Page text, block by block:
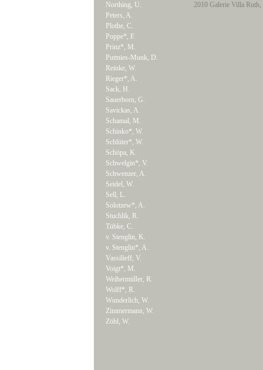
Northing, U.
Peters, A.
Plothe, C.
Poppe*, F.
Prinz*, M.
Puttnies-Munk, D.
Reinke, W.
Rieger*, A.
Sack, H.
Sauerborn, G.
Savickas, A.
Schamal, M.
Schinko*, W.
Schlüter*, W.
Schöpa, K.
Schwelgin*, V.
Schwenzer, A.
Seidel, W.
Sell, L.
Solotzew*, A.
Stuchlik, R.
Tübke, C.
v. Stenglin, K.
v. Stenglin*, A.
Vassilieff, V.
Voigt*, M.
Weihermüller, R.
Wolff*, R.
Wunderlich, W.
Zimmermann, W.
Zöhl, W.
2010 Galerie Villa Ruth,